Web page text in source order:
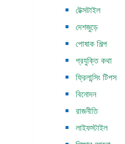
টেক্সটাইল
দেশজুড়ে
পোষাক শিল্প
প্রযুক্তি কথা
ফ্রিলান্সিং টিপস
বিনোদন
রাজনীতি
লাইফস্টাইল